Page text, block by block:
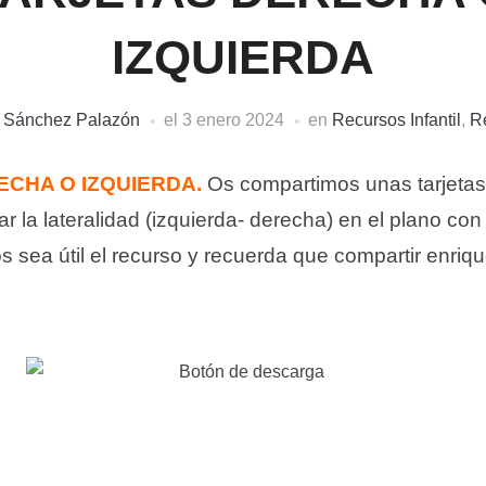
IZQUIERDA
Palazón el 3 enero 2024 en Recursos Infantil ,
O IZQUIERDA. Os compartimos unas
la lateralidad (izquierda- derecha) en el plano
sea útil el recurso y recuerda que compartir